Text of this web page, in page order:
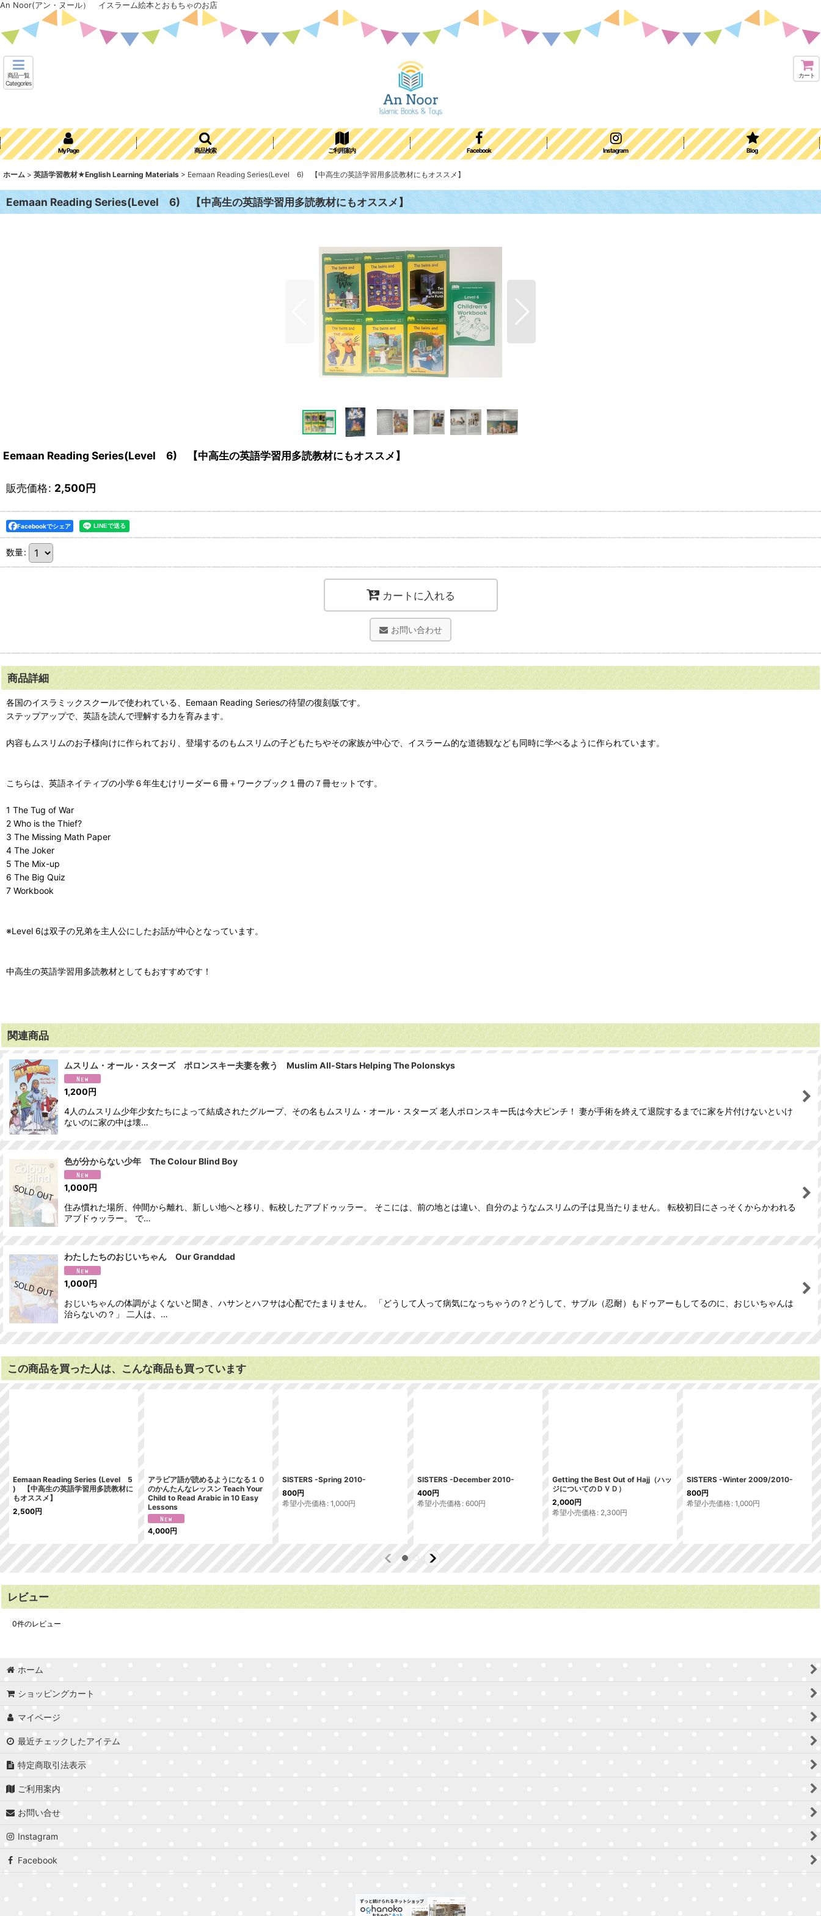
An Noor(アン・ヌール） イスラーム絵本とおもちゃのお店
商品一覧
Categories
カート
My Page 商品検索 ご利用案内 Facebook Instagram Blog
ホーム > 英語学習教材★English Learning Materials > Eemaan Reading Series(Level 6) 【中高生の英語学習用多読教材にもオススメ】
Eemaan Reading Series(Level 6) 【中高生の英語学習用多読教材にもオススメ】
Eemaan Reading Series(Level 6) 【中高生の英語学習用多読教材にもオススメ】
販売価格: 2,500円
Facebookでシェア
数量:
カートに入れる
お問い合わせ
商品詳細
各国のイスラミックスクールで使われている、Eemaan Reading Seriesの待望の復刻版です。
ステップアップで、英語を読んで理解する力を育みます。
内容もムスリムのお子様向けに作られており、登場するのもムスリムの子どもたちやその家族が中心で、イスラーム的な道徳観なども同時に学べるように作られています。
こちらは、英語ネイティブの小学６年生むけリーダー６冊＋ワークブック１冊の７冊セットです。
1 The Tug of War
2 Who is the Thief?
3 The Missing Math Paper
4 The Joker
5 The Mix-up
6 The Big Quiz
7 Workbook
※Level 6は双子の兄弟を主人公にしたお話が中心となっています。
中高生の英語学習用多読教材としてもおすすめです！
関連商品
ムスリム・オール・スターズ ポロンスキー夫妻を救う Muslim All-Stars Helping The Polonskys
1,200円
4人のムスリム少年少女たちによって結成されたグループ、その名もムスリム・オール・スターズ 老人ポロンスキー氏は今大ピンチ！ 妻が手術を終えて退院するまでに家を片付けないといけ
ないのに家の中は壊…
色が分からない少年 The Colour Blind Boy
1,000円
住み慣れた場所、仲間から離れ、新しい地へと移り、転校したアブドゥッラー。 そこには、前の地とは違い、自分のようなムスリムの子は見当たりません。 転校初日にさっそくからかわれる
アブドゥッラー。 で…
わたしたちのおじいちゃん Our Granddad
1,000円
おじいちゃんの体調がよくないと聞き、ハサンとハフサは心配でたまりません。 「どうして人って病気になっちゃうの？どうして、サブル（忍耐）もドゥアーもしてるのに、おじいちゃんは
治らないの？」 二人は、…
この商品を買った人は、こんな商品も買っています
Eemaan Reading Series (Level 5
) 【中高生の英語学習用多読教材に
もオススメ】
2,500円
アラビア語が読めるようになる１０
のかんたんなレッスン Teach Your
Child to Read Arabic in 10 Easy
Lessons
4,000円
SISTERS -Spring 2010-
800円
希望小売価格: 1,000円
SISTERS -December 2010-
400円
希望小売価格: 600円
Getting the Best Out of Hajj（ハッ
ジについてのＤＶＤ）
2,000円
希望小売価格: 2,300円
SISTERS -Winter 2009/2010-
800円
希望小売価格: 1,000円
レビュー
0件のレビュー
ホーム
ショッピングカート
マイページ
最近チェックしたアイテム
特定商取引法表示
ご利用案内
お問い合せ
Instagram
Facebook